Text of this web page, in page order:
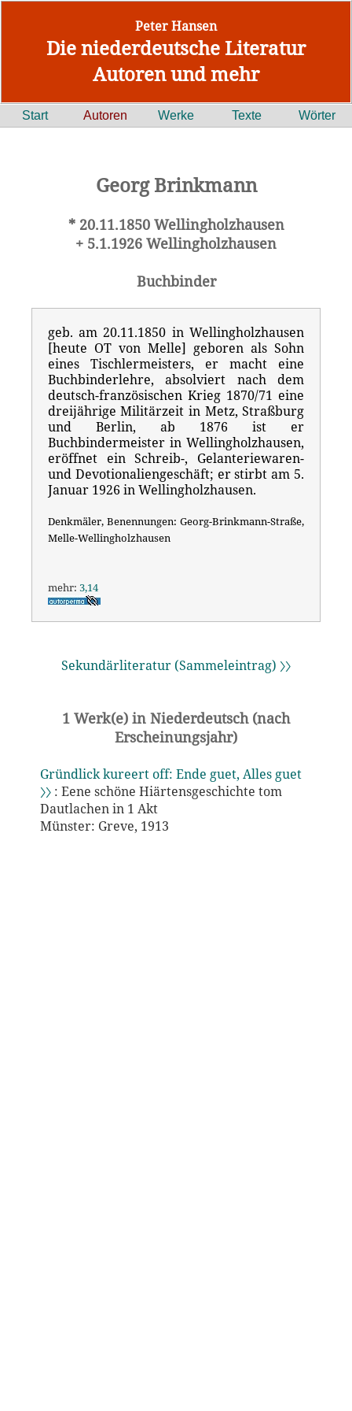
Peter Hansen
Die niederdeutsche Literatur
Autoren und mehr
Start Autoren Werke Texte Wörter
Georg Brinkmann
* 20.11.1850 Wellingholzhausen
+ 5.1.1926 Wellingholzhausen
Buchbinder
geb. am 20.11.1850 in Wellingholzhausen
[heute OT von Melle] geboren als Sohn
eines Tischlermeisters, er macht eine
Buchbinderlehre, absolviert nach dem
deutsch-französischen Krieg 1870/71 eine
dreijährige Militärzeit in Metz, Straßburg
und Berlin, ab 1876 ist er
Buchbindermeister in Wellingholzhausen,
eröffnet ein Schreib-, Gelanteriewaren-
und Devotionaliengeschäft; er stirbt am 5.
Januar 1926 in Wellingholzhausen.
Denkmäler, Benennungen: Georg-Brinkmann-Straße,
Melle-Wellingholzhausen
mehr: 3,14
Sekundärliteratur (Sammeleintrag) 〉〉
1 Werk(e) in Niederdeutsch (nach
Erscheinungsjahr)
Gründlick kureert off: Ende guet, Alles guet
〉〉: Eene schöne Hiärtensgeschichte tom
Dautlachen in 1 Akt
Münster: Greve, 1913